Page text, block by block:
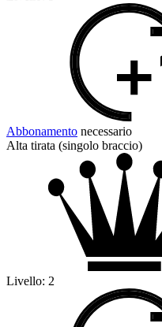
Abbonamento necessario
Alta tirata (singolo braccio)
Livello: 2